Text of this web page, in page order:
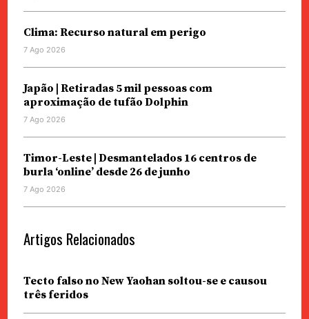
Clima: Recurso natural em perigo
7 Ago 2026
Japão | Retiradas 5 mil pessoas com
aproximação de tufão Dolphin
7 Ago 2026
Timor-Leste | Desmantelados 16 centros de
burla ‘online’ desde 26 de junho
7 Ago 2026
Artigos Relacionados
Tecto falso no New Yaohan soltou-se e causou
três feridos